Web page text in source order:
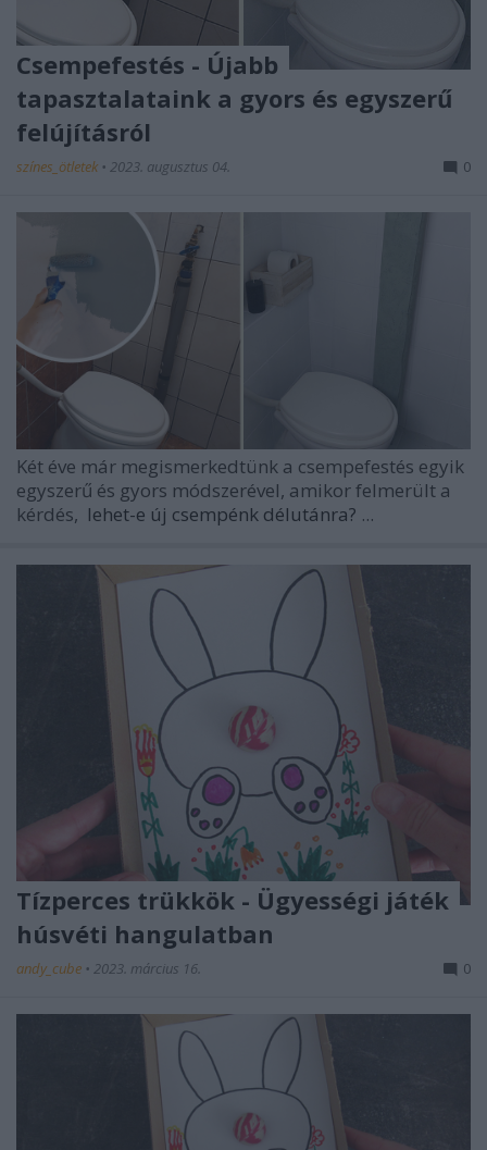
Csempefestés - Újabb
tapasztalataink a gyors és egyszerű
felújításról
színes_ötletek • 2023. augusztus 04. 0
Két éve már megismerkedtünk a csempefestés egyik
egyszerű és gyors módszerével, amikor felmerült a
kérdés, lehet-e új csempénk délutánra? ...
Tízperces trükkök - Ügyességi játék
húsvéti hangulatban
andy_cube • 2023. március 16. 0